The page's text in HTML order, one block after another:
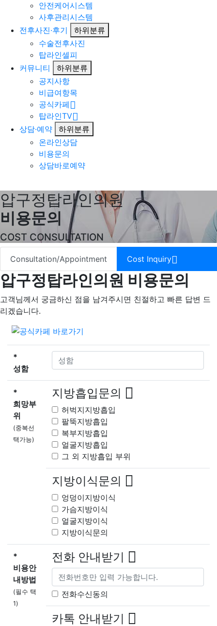
안전케어시스템
사후관리시스템
전후사진·후기
하위분류
수술전후사진
탑라인셀피
커뮤니티
하위분류
공지사항
비급여항목
공식카페
탑라인TV
상담·예약
하위분류
온라인상담
비용문의
상담바로예약
압구정탑라인의원
비용문의
COST CONSULTATION
Consultation/Appointment Cost Inquiry
압구정탑라인의원 비용문의
고객님께서 궁금하신 점을 남겨주시면 친절하고 빠른 답변 드
리겠습니다.
*
성함
*
희망부
위
(중복선
택가능)
지방흡입문의
허벅지지방흡입
팔뚝지방흡입
복부지방흡입
얼굴지방흡입
그 외 지방흡입 부위
지방이식문의
엉덩이지방이식
가슴지방이식
얼굴지방이식
지방이식문의
*
비용안
내방법
(필수 택
1)
전화 안내받기
전화수신동의
카톡 안내받기